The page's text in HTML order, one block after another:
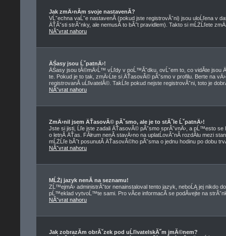
Jak zmÄ›nĂ­m svoje nastavenĂ­?
VĹˇechna vaĹˇe nastavenĂ­ (pokud jste registrovĂˇni) jsou uloĹľena v
ÄŤĂˇsti strĂˇnky, ale nemusĂ­ to bĂ˝t pravidlem). Takto si mĹŻĹľete
NĂˇvrat nahoru
ÄŚasy jsou ĹˇpatnÄ›!
ÄŚasy jsou tĂ©mÄ›Ĺ™ vĹľdy v poĹ™Ăˇdku, ovĹˇem to, co vidĂ­te
te. Pokud je to tak, zmÄ›Ĺte si ÄŤasovĂ© pĂˇsmo v profilu. Berte na
registrovanĂ­ uĹľivatelĂ©. TakĹľe pokud nejste registrovĂˇni, toto je
NĂˇvrat nahoru
ZmÄ›nil jsem ÄŤasovĂ© pĂˇsmo, ale je to stĂˇle ĹˇpatnÄ›!
Jste si jisti, Ĺľe jste zadali ÄŤasovĂ© pĂˇsmo sprĂˇvnÄ›, a pĹ™esto se
o letnĂ­ ÄŤas. FĂłrum nenĂ­ stavÄ›no na uplatĹovĂˇnĂ­ rozdĂ­lu mezi
mĹŻĹľe bĂ˝t posunutĂ­ ÄŤasovĂ©ho pĂˇsma o jednu hodinu po dobu
NĂˇvrat nahoru
MĹŻj jazyk nenĂ­ na seznamu!
ZĹ™ejmÄ› administrĂˇtor nenainstaloval tento jazyk, neboĹĄ jej nikdo
pĹ™eklad vytvoĹ™te sami. Pro vĂ­ce informacĂ­ se podĂ­vejte na
NĂˇvrat nahoru
Jak zobrazĂ­m obrĂˇzek pod uĹľivatelskĂ˝m jmĂ©nem?